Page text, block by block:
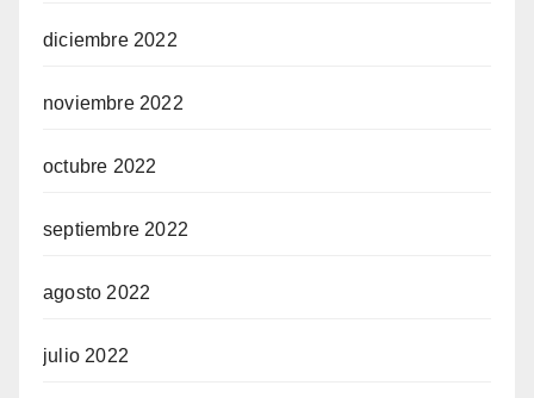
diciembre 2022
noviembre 2022
octubre 2022
septiembre 2022
agosto 2022
julio 2022